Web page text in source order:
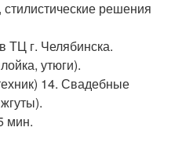
решения
ТЦ г. Челябинска.
утюги).
14. Свадебные
мин.